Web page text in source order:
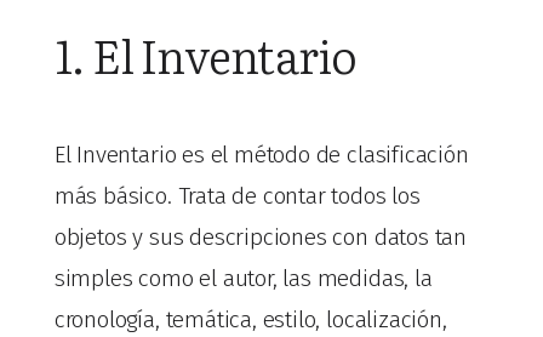
1. El Inventario
El Inventario es el método de clasificación
más básico. Trata de contar todos los
objetos y sus descripciones con datos tan
simples como el autor, las medidas, la
cronología, temática, estilo, localización,